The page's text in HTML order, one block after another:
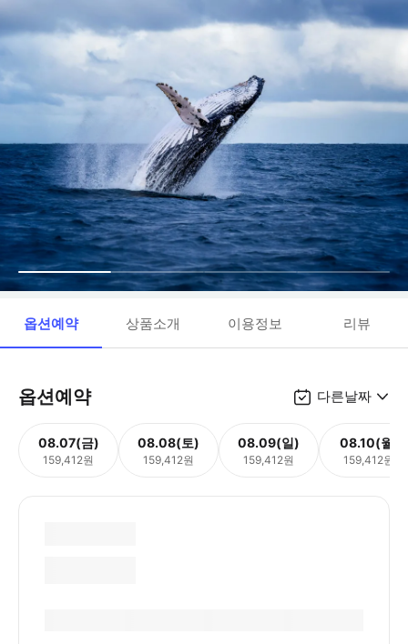
옵션예약 상품소개 이용정보 리뷰
옵션예약 다른날짜
08.07(금)
159,412원
08.08(토)
159,412원
08.09(일)
159,412원
08.10(월)
159,412원